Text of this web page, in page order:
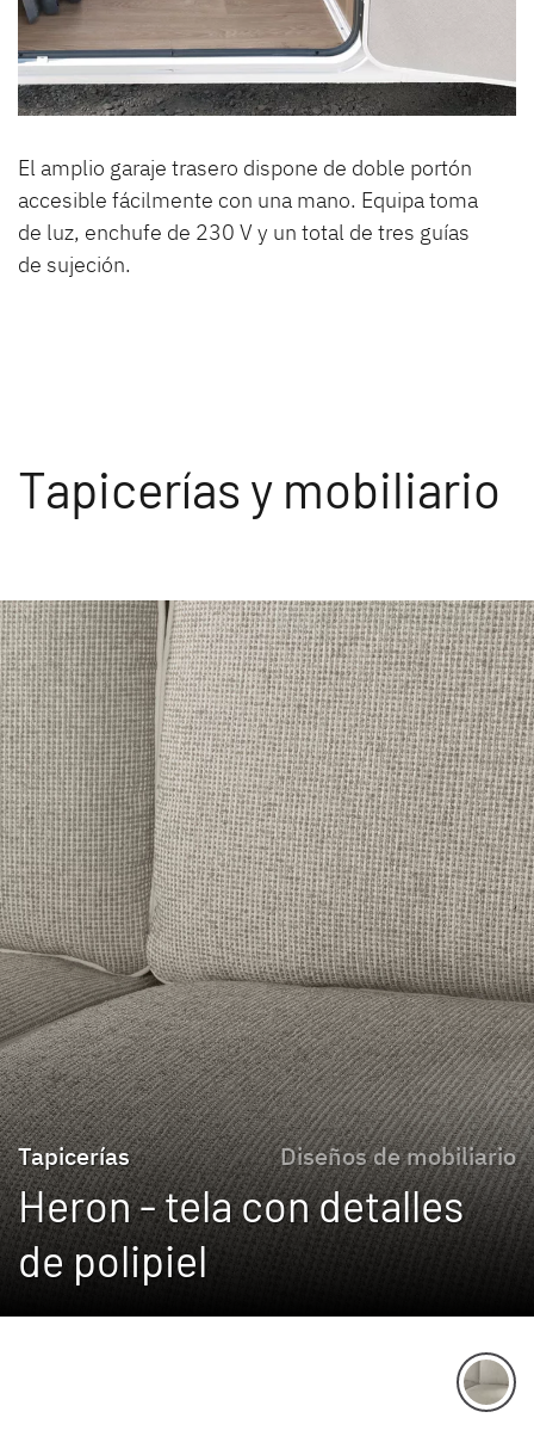
El amplio garaje trasero dispone de doble portón
accesible fácilmente con una mano. Equipa toma
de luz, enchufe de 230 V y un total de tres guías
de sujeción.
Tapicerías y mobiliario
Heron - tela con detalles
de polipiel
Tapicerías Diseños de mobiliario